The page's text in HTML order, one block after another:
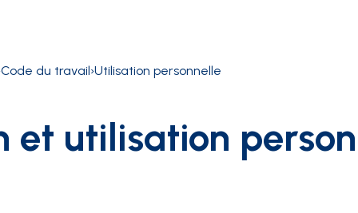
Logiciel de gestion des dépenses
Code du travail›Utilisation personnelle
et utilisation